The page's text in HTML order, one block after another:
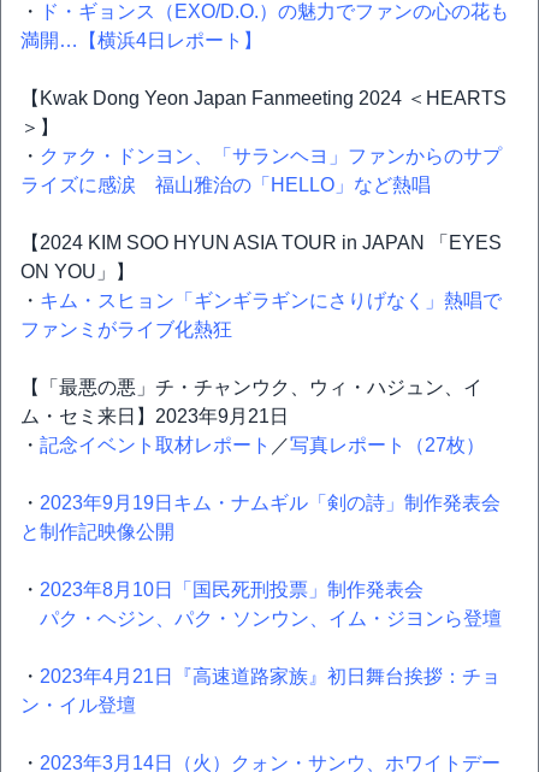
・
ド・ギョンス（EXO/D.O.）の魅力でファンの心の花も
満開…【横浜4日レポート】
【Kwak Dong Yeon Japan Fanmeeting 2024 ＜HEARTS
＞】
・ クァク・ドンヨン、「サランヘヨ」ファンからのサプ
ライズに感涙 福山雅治の「HELLO」など熱唱
【2024 KIM SOO HYUN ASIA TOUR in JAPAN 「EYES
ON YOU」】
・ キム・スヒョン「ギンギラギンにさりげなく」熱唱で
ファンミがライブ化熱狂
【「最悪の悪」チ・チャンウク、ウィ・ハジュン、イ
ム・セミ来日】2023年9月21日
・ 記念イベント取材レポート ／写真レポート（27枚）
・ 2023年9月19日キム・ナムギル「剣の詩」制作発表会
と制作記映像公開
・ 2023年8月10日「国民死刑投票」制作発表会
パク・ヘジン、パク・ソンウン、イム・ジヨンら登壇
・ 2023年4月21日『高速道路家族』初日舞台挨拶：チョ
ン・イル登壇
・ 2023年3月14日（火）クォン・サンウ、ホワイトデー